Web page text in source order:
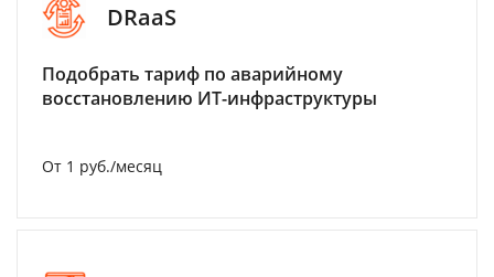
DRaaS
Подобрать тариф по аварийному
восстановлению ИТ-инфраструктуры
От 1 руб./месяц